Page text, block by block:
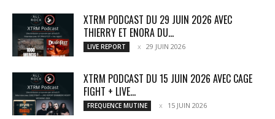
XTRM PODCAST DU 29 JUIN 2026 AVEC
THIERRY ET ENORA DU...
LIVE REPORT 29 JUIN 2026
XTRM PODCAST DU 15 JUIN 2026 AVEC CAGE
FIGHT + LIVE...
FREQUENCE MUTINE 15 JUIN 2026